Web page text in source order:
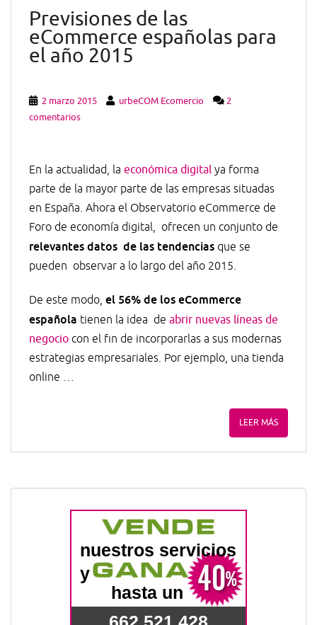
Previsiones de las
eCommerce españolas para
el año 2015
2 marzo 2015 urbeCOM Ecomercio
2
comentarios
En la actualidad, la económica digital ya forma
parte de la mayor parte de las empresas situadas
en España. Ahora el Observatorio eCommerce de
Foro de economía digital, ofrecen un conjunto de
relevantes datos de las tendencias que se
pueden observar a lo largo del año 2015.
De este modo, el 56% de los eCommerce
española tienen la idea de abrir nuevas líneas de
negocio con el fin de incorporarlas a sus modernas
estrategias empresariales. Por ejemplo, una tienda
online …
LEER MÁS